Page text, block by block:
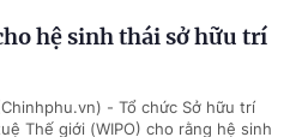
hệ sinh thái sở hữu trí
- Tổ chức Sở hữu trí
Thế giới (WIPO) cho rằng hệ sinh